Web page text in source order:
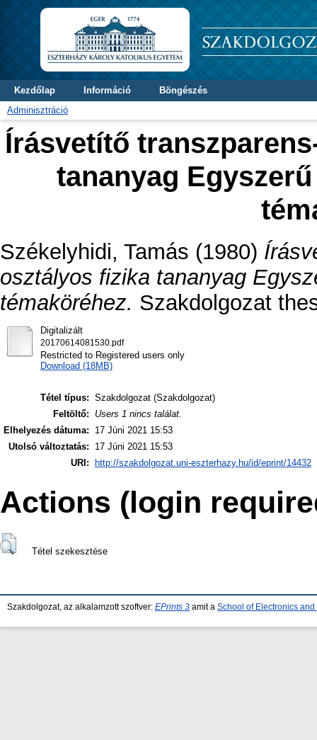
Kezdőlap Információ
Böngészés
Adminisztráció
Írásvetítő
tananyag
Székelyhidi, Tamás (1980)
osztályos fizika tananyag
témaköréhez. Szakdolgozat
Digitalizált
20170614081530.pdf
Restricted to Registered users only
Download (18MB)
Tétel típus: Szakdolgozat (Szakdolgozat)
Feltöltő:
Users 1 nincs találat.
Elhelyezés dátuma:
17 Júni 2021 15:53
Utolsó változtatás:
17 Júni 2021 15:53
URI:
http://szakdolgozat.uni-eszterhazy.hu/id/eprint/14432
Actions (login
Tétel szekesztése
Szakdolgozat, az alkalamzott szoftver: EPrints 3 amit a School of Electronics